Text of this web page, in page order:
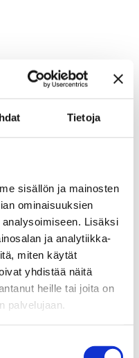
Tietoja
sisällön ja mainosten
ominaisuuksien
Lisäksi
ja analytiikka-
miten käytät
yhdistää näitä
heille tai joita on
palvelujaan.
Satula – DDK Memory
Foam
35,00€